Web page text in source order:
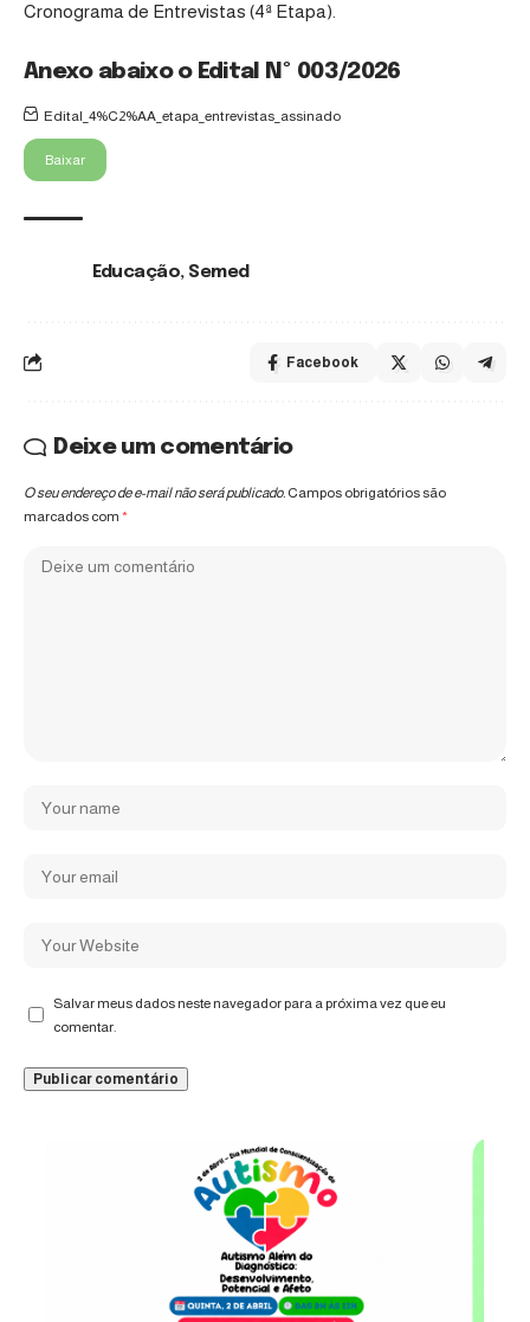
Cronograma de Entrevistas (4ª Etapa).
Anexo abaixo o Edital Nº 003/2026
Edital_4%C2%AA_etapa_entrevistas_assinado
Baixar
Educação, Semed
Facebook
Deixe um comentário
O seu endereço de e-mail não será publicado. Campos obrigatórios são
marcados com *
Salvar meus dados neste navegador para a próxima vez que eu
comentar.